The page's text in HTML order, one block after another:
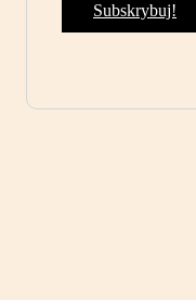
Subskrybuj!